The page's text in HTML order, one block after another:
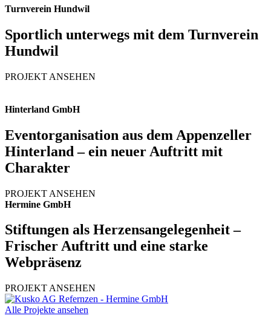
Turnverein Hundwil
Sportlich unterwegs mit dem Turnverein
Hundwil
PROJEKT ANSEHEN
Hinterland GmbH
Eventorganisation aus dem Appenzeller
Hinterland – ein neuer Auftritt mit
Charakter
PROJEKT ANSEHEN
Hermine GmbH
Stiftungen als Herzensangelegenheit –
Frischer Auftritt und eine starke
Webpräsenz
PROJEKT ANSEHEN
Alle Projekte ansehen